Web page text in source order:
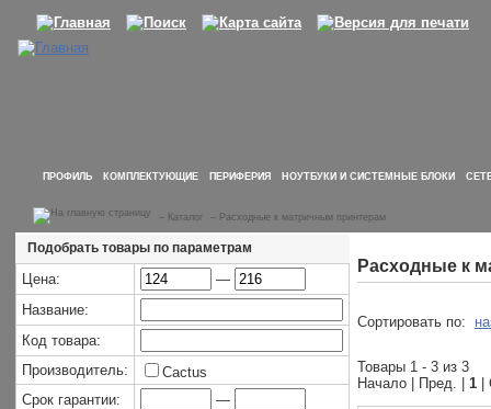
ПРОФИЛЬ КОМПЛЕКТУЮЩИЕ ПЕРИФЕРИЯ НОУТБУКИ И СИСТЕМНЫЕ БЛОКИ
– Каталог – Расходные к матричным принтерам
Подобрать товары по параметрам
Цена:
—
Название:
Код товара:
Производитель:
Cactus
Срок гарантии:
—
Расходные к
Сортировать по:
Товары 1 - 3 из 3
Начало | Пред. | 1